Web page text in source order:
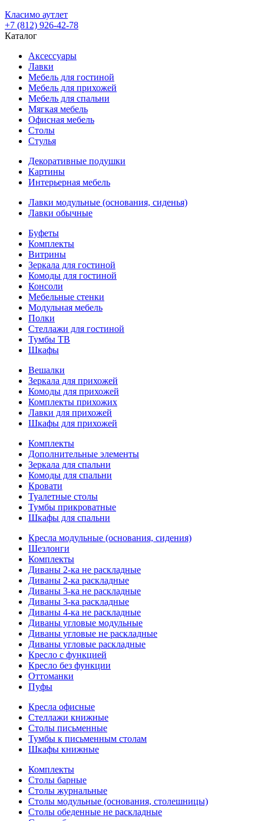
Класимо аутлет
+7 (812) 926-42-78
Каталог
Аксессуары
Лавки
Мебель для гостиной
Мебель для прихожей
Мебель для спальни
Мягкая мебель
Офисная мебель
Столы
Стулья
Декоративные подушки
Картины
Интерьерная мебель
Лавки модульные (основания, сиденья)
Лавки обычные
Буфеты
Комплекты
Витрины
Зеркала для гостиной
Комоды для гостиной
Консоли
Мебельные стенки
Модульная мебель
Полки
Стеллажи для гостиной
Тумбы ТВ
Шкафы
Вешалки
Зеркала для прихожей
Комоды для прихожей
Комплекты прихожих
Лавки для прихожей
Шкафы для прихожей
Комплекты
Дополнительные элементы
Зеркала для спальни
Комоды для спальни
Кровати
Туалетные столы
Тумбы прикроватные
Шкафы для спальни
Кресла модульные (основания, сидения)
Шезлонги
Комплекты
Диваны 2-ка не раскладные
Диваны 2-ка раскладные
Диваны 3-ка не раскладные
Диваны 3-ка раскладные
Диваны 4-ка не раскладные
Диваны угловые модульные
Диваны угловые не раскладные
Диваны угловые раскладные
Кресло с функцией
Кресло без функции
Оттоманки
Пуфы
Кресла офисные
Стеллажи книжные
Столы письменные
Тумбы к письменным столам
Шкафы книжные
Комплекты
Столы барные
Столы журнальные
Столы модульные (основания, столешницы)
Столы обеденные не раскладные